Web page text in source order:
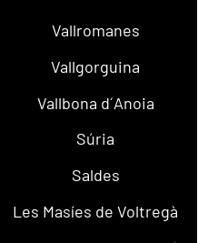
Vallromanes
Vallgorguina
Vallbona d´Anoia
Súria
Saldes
Les Masíes de Voltregà